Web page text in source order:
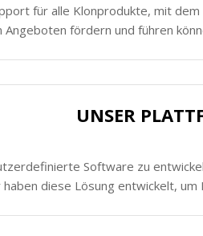
für alle Klonprodukte, mit dem
fördern und führen
UNSER
Software zu
diese Lösung entwickelt,